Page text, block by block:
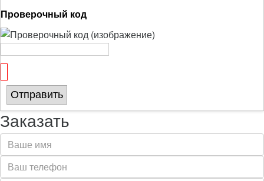
Проверочный код
Отправить
Заказать